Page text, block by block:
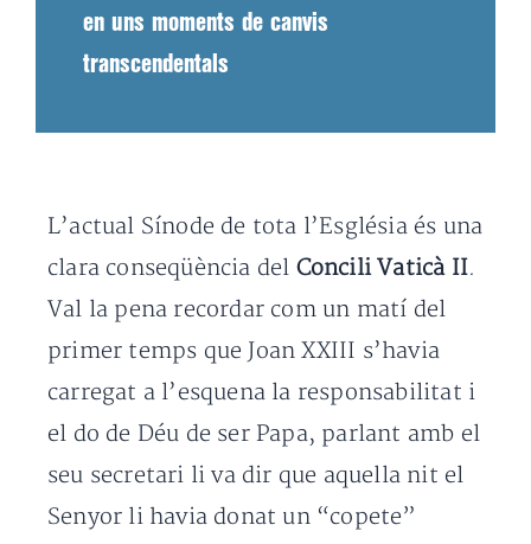
en uns moments de canvis
transcendentals
L’actual Sínode de tota l’Església és una
clara conseqüència del Concili Vaticà II.
Val la pena recordar com un matí del
primer temps que Joan XXIII s’havia
carregat a l’esquena la responsabilitat i
el do de Déu de ser Papa, parlant amb el
seu secretari li va dir que aquella nit el
Senyor li havia donat un “copete”